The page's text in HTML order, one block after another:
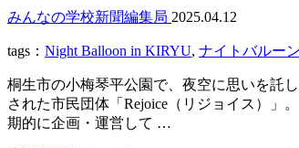
みんなの学校新聞編集局 2025.04.12
tags： Night Balloon in KIRYU, ナイトバルー
桐生市の小梅琴平公園で、夜空に思いを託
された市民団体「Rejoice（リジョイス）」
期的に企画・運営して …